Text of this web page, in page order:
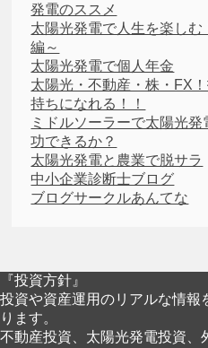
発電のススメ
太陽光発電で人生を楽し
編～
太陽光発電で個人年金
太陽光・不動産・株・FX
持ちになれる！！
ミドルソーラーで太陽光
功できるか？
太陽光発電と農業で脱サラ
中小企業診断士ブログ
ブログサークルあんてな
『投資方針』
投資や資産運用のリアルな情報
ります。
不動産投資、太陽光発電投資、